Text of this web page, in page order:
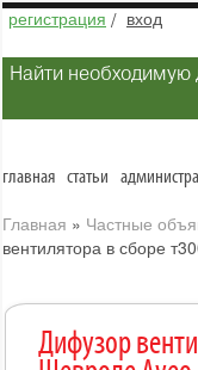
регистрация / вход
Найти необходимую
главная статьи
Главная » Частные
вентилятора в сборе
Дифузор